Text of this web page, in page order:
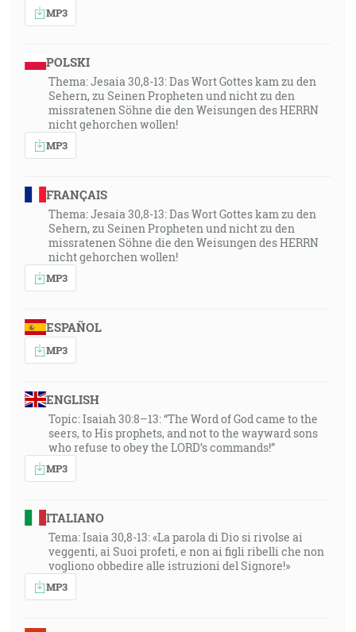
MP3
POLSKI
Thema: Jesaia 30,8-13: Das Wort Gottes kam zu den
Sehern, zu Seinen Propheten und nicht zu den
missratenen Söhne die den Weisungen des HERRN
nicht gehorchen wollen!
MP3
FRANÇAIS
Thema: Jesaia 30,8-13: Das Wort Gottes kam zu den
Sehern, zu Seinen Propheten und nicht zu den
missratenen Söhne die den Weisungen des HERRN
nicht gehorchen wollen!
MP3
ESPAÑOL
MP3
ENGLISH
Topic: Isaiah 30:8–13: “The Word of God came to the
seers, to His prophets, and not to the wayward sons
who refuse to obey the LORD’s commands!”
MP3
ITALIANO
Tema: Isaia 30,8-13: «La parola di Dio si rivolse ai
veggenti, ai Suoi profeti, e non ai figli ribelli che non
vogliono obbedire alle istruzioni del Signore!»
MP3